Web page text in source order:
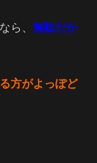
ら、 無駄だか
方がよっぽど